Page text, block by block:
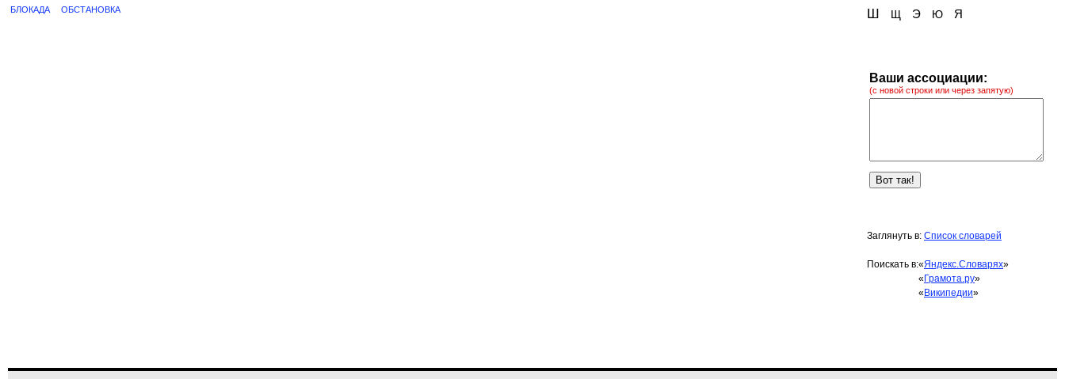
БЛОКАДА ОБСТАНОВКА Ш Щ Э Ю Я
Ваши ассоциации:
(с новой строки или через запятую)
Заглянуть в: Список словарей
Поискать в:«Яндекс.Словарях»
« Грамота.ру»
« Википедии»